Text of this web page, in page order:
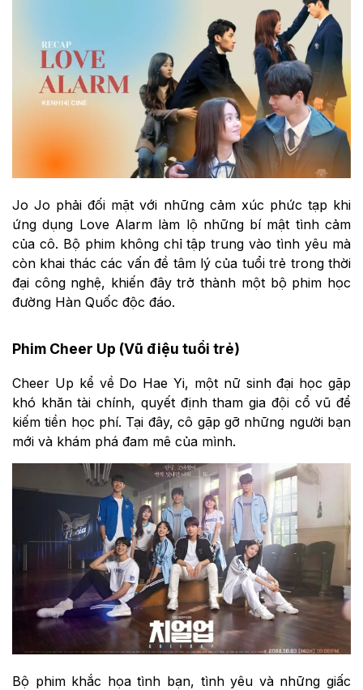
Jo Jo phải đối mặt với những cảm xúc phức tạp khi
ứng dụng Love Alarm làm lộ những bí mật tình cảm
của cô. Bộ phim không chỉ tập trung vào tình yêu mà
còn khai thác các vấn đề tâm lý của tuổi trẻ trong thời
đại công nghệ, khiến đây trở thành một bộ phim học
đường Hàn Quốc độc đáo.
Phim Cheer Up (Vũ điệu tuổi trẻ)
Cheer Up kể về Do Hae Yi, một nữ sinh đại học gặp
khó khăn tài chính, quyết định tham gia đội cổ vũ để
kiếm tiền học phí. Tại đây, cô gặp gỡ những người bạn
mới và khám phá đam mê của mình.
Bộ phim khắc họa tình bạn, tình yêu và những giấc